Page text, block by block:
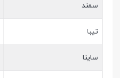
سمند
تیبا
ساینا